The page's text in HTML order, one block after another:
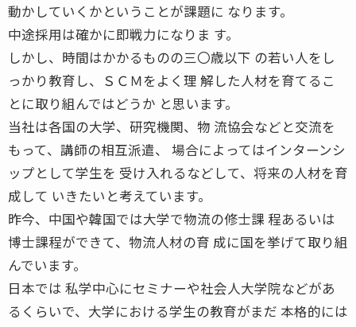
動かしていくかということが課題に なります。
中途採用は確かに即戦力になりま す。
しかし、時間はかかるものの三〇歳以下 の若い人をし
っかり教育し、ＳＣＭをよく理 解した人材を育てるこ
とに取り組んではどうか と思います。
当社は各国の大学、研究機関、物 流協会などと交流を
もって、講師の相互派遣、 場合によってはインターンシ
ップとして学生を 受け入れるなどして、将来の人材を育
成して いきたいと考えています。
昨今、中国や韓国では大学で物流の修士課 程あるいは
博士課程ができて、物流人材の育 成に国を挙げて取り組
んでいます。
日本では 私学中心にセミナーや社会人大学院などがあ
るくらいで、大学における学生の教育がまだ 本格的には